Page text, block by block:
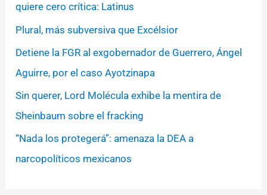
quiere cero crítica: Latinus
Plural, más subversiva que Excélsior
Detiene la FGR al exgobernador de Guerrero, Ángel
Aguirre, por el caso Ayotzinapa
Sin querer, Lord Molécula exhibe la mentira de
Sheinbaum sobre el fracking
“Nada los protegerá”: amenaza la DEA a
narcopolíticos mexicanos